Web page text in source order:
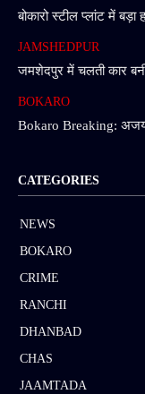
बोकारो स्टील प्लांट में
JAMSHEDPUR
जमशेदपुर में चलती कार
BOKARO
Bokaro Breaking: अजय
CATEGORIES
NEWS
BOKARO
CRIME
RANCHI
DHANBAD
CHAS
JAAMTADA